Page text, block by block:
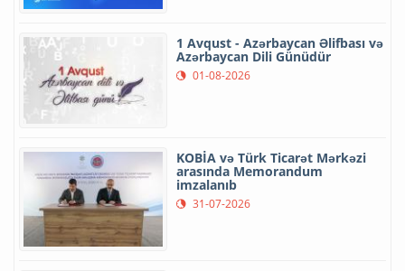
1 Avqust - Azərbaycan Əlifbası və
Azərbaycan Dili Günüdür
01-08-2026
KOBİA və Türk Ticarət Mərkəzi
arasında Memorandum
imzalanıb
31-07-2026